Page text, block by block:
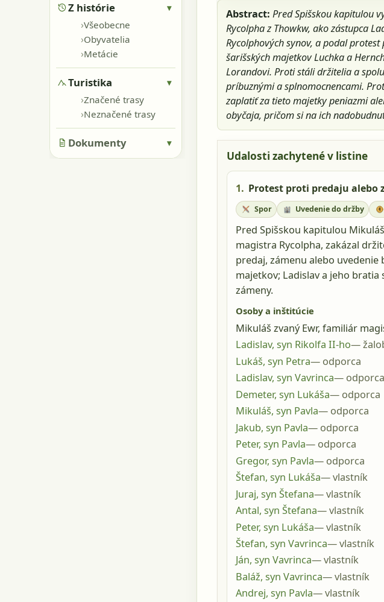
Z histórie ▾
›Všeobecne
›Obyvatelia
›Metácie
Turistika ▾
›Značené trasy
›Neznačené trasy
Dokumenty ▾
Abstract: Pred Spišskou kapitulou
Rycolpha z Thowkw, ako zástupca
Rycolphových synov, a podal
šarišských majetkov Luchka a
Lorandovi. Proti stáli držitelia a
príbuznými a splnomocnencami.
zaplatiť za tieto majetky peniazmi
obyčaja, pričom si na ich
Udalosti zachytené v listine
1. Protest proti predaju alebo
Spor Uvedenie do držby
Pred Spišskou kapitulou
magistra Rycolpha, zakázal
predaj, zámenu alebo
majetkov; Ladislav a jeho
zámeny.
Osoby a inštitúcie
Mikuláš zvaný Ewr, familiár
Ladislav, syn Rikolfa II-ho
Lukáš, syn Petra
odporca
Ladislav, syn Vavrinca
odporca
Demeter, syn Lukáša
odporca
Mikuláš, syn Pavla
odporca
Jakub, syn Pavla
odporca
Peter, syn Pavla
odporca
Gregor, syn Pavla
odporca
Štefan, syn Lukáša
vlastník
Juraj, syn Štefana
vlastník
Antal, syn Štefana
vlastník
Peter, syn Lukáša
vlastník
Štefan, syn Vavrinca
vlastník
Ján, syn Vavrinca
vlastník
Baláž, syn Vavrinca
vlastník
Andrej, syn Pavla
vlastník